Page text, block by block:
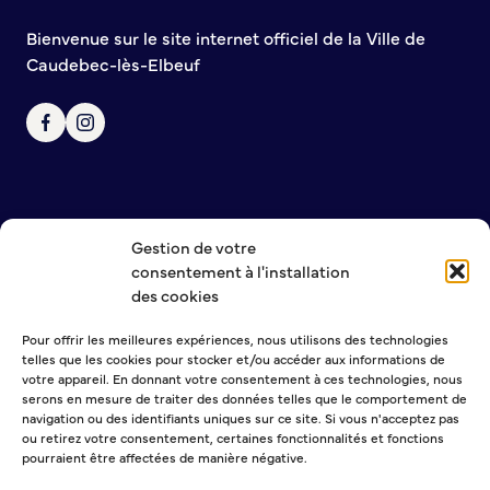
Gestion de votre
consentement à l'installation
des cookies
Pour offrir les meilleures expériences, nous utilisons des technologies
telles que les cookies pour stocker et/ou accéder aux informations de
votre appareil. En donnant votre consentement à ces technologies, nous
serons en mesure de traiter des données telles que le comportement de
navigation ou des identifiants uniques sur ce site. Si vous n'acceptez pas
ou retirez votre consentement, certaines fonctionnalités et fonctions
pourraient être affectées de manière négative.
Bienvenue sur le site internet officiel de la Ville de
Caudebec-lès-Elbeuf
NOUS CONTACTER
MENTIONS LÉGALES
POLITIQUE DE CONFIDENTIALITÉ
NEWSLETTER
Sécurité tranquillité
Police municipale
Pré-plainte en ligne
Infos pratiques
Numéros d’urgence
Location de salles
Annuaire des services publics
DÉCOUVRIR SORTIR